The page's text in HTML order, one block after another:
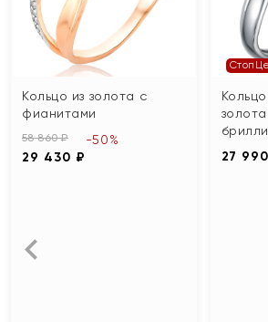
Кольцо из золота с
фианитами
58 860 ₽
29 430 ₽
-50%
27